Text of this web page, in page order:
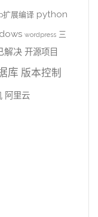
扩展编译 python
wordpress 三
解决 开源项目
库 版本控制
阿里云